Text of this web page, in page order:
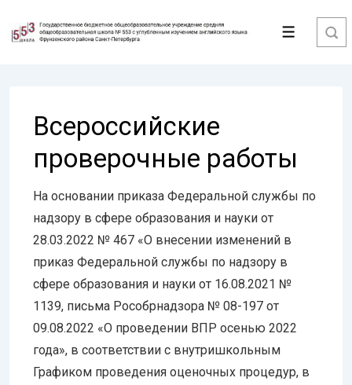
Перейти
Меню
Всероссийские
проверочные работы
На основании приказа Федеральной службы по
надзору в сфере образования и науки от
28.03.2022 № 467 «О внесении изменений в
приказ Федеральной службы по надзору в
сфере образования и науки от 16.08.2021 №
1139, письма Рособрнадзора № 08-197 от
09.08.2022 «О проведении ВПР осенью 2022
года», в соответствии с внутришкольным
Графиком проведения оценочных процедур, в